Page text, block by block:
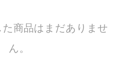
商品はまだありませ
ん。